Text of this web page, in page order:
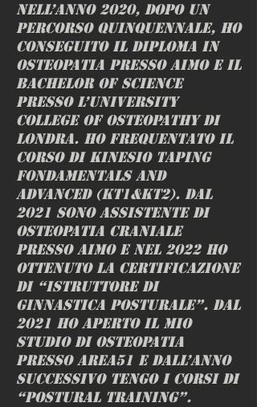
Nell’anno 2020, dopo un
percorso quinquennale, ho
conseguito il diploma in
Osteopatia presso AIMO e il
Bachelor of Science
presso l’University
College of Osteopathy di
Londra. Ho frequentato il
corso di Kinesio Taping
fondamentals and
advanced (KT1&KT2). Dal
2021 sono assistente di
Osteopatia Craniale
presso AIMO e nel 2022 ho
ottenuto la certificazione
di “istruttore di
ginnastica posturale”. Dal
2021 ho aperto il mio
studio di osteopatia
presso Area51 e dall’anno
successivo tengo i corsi di
“postural training”.